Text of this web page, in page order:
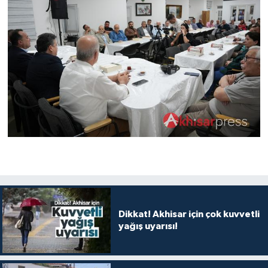
Dikkat! Akhisar için çok kuvvetli
yağış uyarısı!